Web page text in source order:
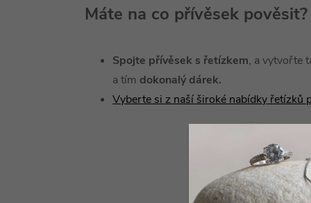
Máte na co přívěsek pověsit?
Spojte přívěsek s řetízkem, a vytvořte
a tím dokonalý dárek.
Vyberte si z naší široké nabídky řetízků